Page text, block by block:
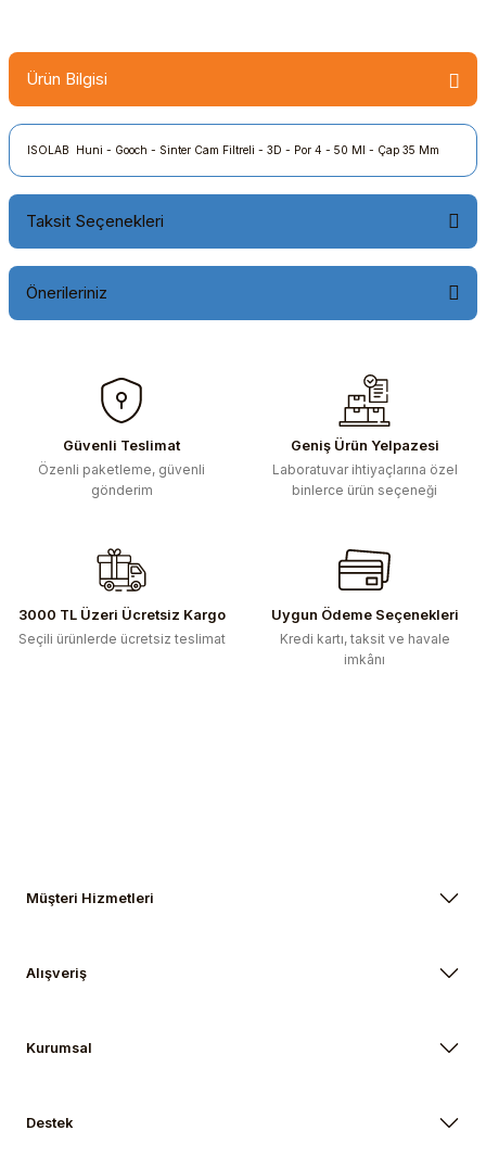
Ürün Bilgisi
ISOLAB Huni - Gooch - Sinter Cam Filtreli - 3D - Por 4 - 50 Ml - Çap 35 Mm
Taksit Seçenekleri
Önerileriniz
konularda yetersiz gördüğünüz noktaları öneri formunu
kullanarak tarafımıza iletebilirsiniz.
Görüş ve önerileriniz için teşekkür ederiz.
Ürün resmi kalitesiz, bozuk veya görüntülenemiyor.
Ürün fiyatı diğer sitelerden daha pahalı.
Bu ürüne benzer farklı alternatifler olmalı.
Güvenli Teslimat
Özenli paketleme, güvenli
gönderim
Geniş Ürün Yelpazesi
Laboratuvar ihtiyaçlarına özel
binlerce ürün seçeneği
3000 TL Üzeri Ücretsiz Kargo
Seçili ürünlerde ücretsiz teslimat
Uygun Ödeme Seçenekleri
Kredi kartı, taksit ve havale
imkânı
Müşteri Hizmetleri
Alışveriş
Kurumsal
Destek